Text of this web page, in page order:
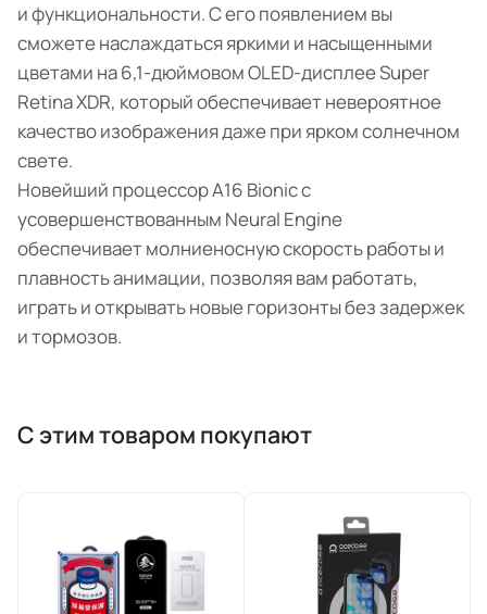
и функциональности. С его появлением вы
сможете наслаждаться яркими и насыщенными
цветами на 6,1-дюймовом OLED-дисплее Super
Retina XDR, который обеспечивает невероятное
качество изображения даже при ярком солнечном
свете.
Новейший процессор A16 Bionic с
усовершенствованным Neural Engine
обеспечивает молниеносную скорость работы и
плавность анимации, позволяя вам работать,
играть и открывать новые горизонты без задержек
и тормозов.
С этим товаром покупают